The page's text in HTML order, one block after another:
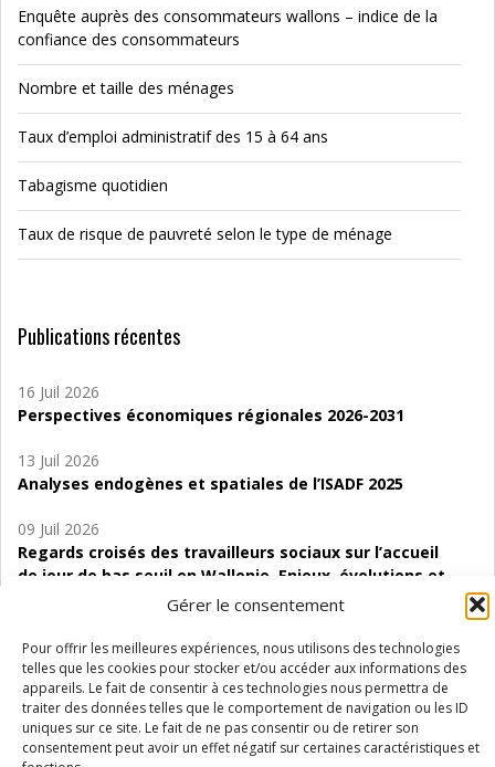
Gérer le consentement
Pour offrir les meilleures expériences, nous utilisons des technologies
telles que les cookies pour stocker et/ou accéder aux informations des
appareils. Le fait de consentir à ces technologies nous permettra de
traiter des données telles que le comportement de navigation ou les ID
uniques sur ce site. Le fait de ne pas consentir ou de retirer son
consentement peut avoir un effet négatif sur certaines caractéristiques et
Enquête auprès des consommateurs wallons – indice de la
confiance des consommateurs
Nombre et taille des ménages
Taux d’emploi administratif des 15 à 64 ans
Tabagisme quotidien
Taux de risque de pauvreté selon le type de ménage
Publications récentes
16 Juil 2026
Perspectives économiques régionales 2026-2031
13 Juil 2026
Analyses endogènes et spatiales de l’ISADF 2025
09 Juil 2026
Regards croisés des travailleurs sociaux sur l’accueil
de jour de bas seuil en Wallonie. Enjeux, évolutions et
06 Juil 2026
Étude d’évaluabilité des Structures
d’accompagnement à l’autocréation d’emploi (SAACE)
01 Juil 2026
Pénurie du personnel infirmier :quels indicateurs